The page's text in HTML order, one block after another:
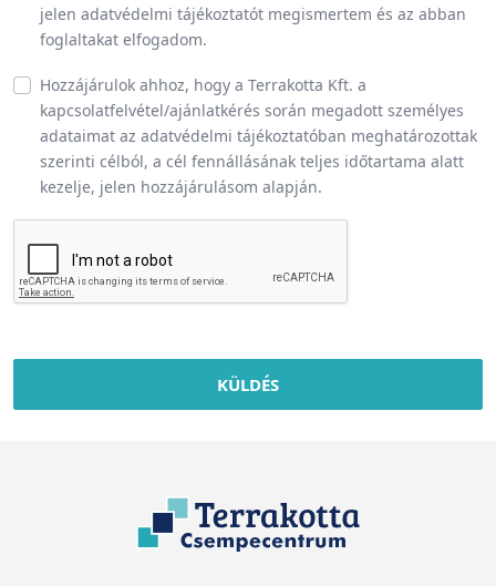
jelen adatvédelmi tájékoztatót megismertem és az abban
foglaltakat elfogadom.
Hozzájárulok ahhoz, hogy a Terrakotta Kft. a
kapcsolatfelvétel/ajánlatkérés során megadott személyes
adataimat az adatvédelmi tájékoztatóban meghatározottak
szerinti célból, a cél fennállásának teljes időtartama alatt
kezelje, jelen hozzájárulásom alapján.
KÜLDÉS